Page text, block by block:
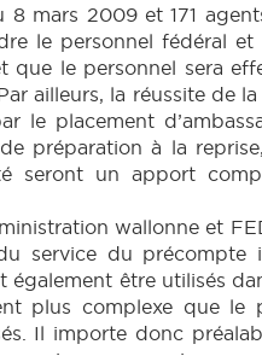
8 mars 2009 et 171
le personnel fédéral et
que le personnel sera
ailleurs, la réussite de
le placement
préparation à la
seront un apport
wallonne et
service du précompte
être utilisés
plus complexe que le
Il importe donc